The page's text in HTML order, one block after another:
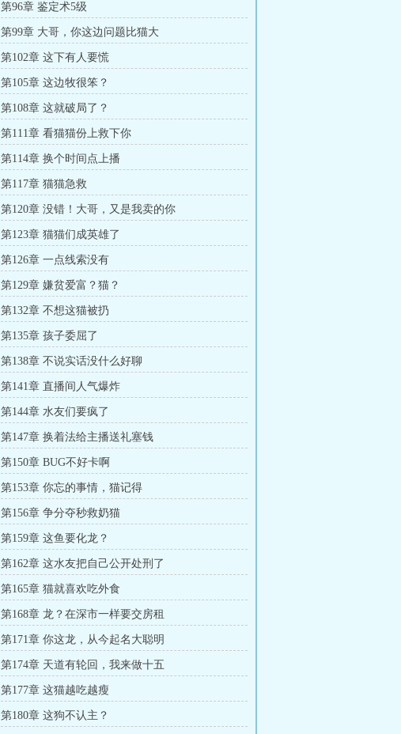
第96章 鉴定术5级
第99章 大哥，你这边问题比猫大
第102章 这下有人要慌
第105章 这边牧很笨？
第108章 这就破局了？
第111章 看猫猫份上救下你
第114章 换个时间点上播
第117章 猫猫急救
第120章 没错！大哥，又是我卖的你
第123章 猫猫们成英雄了
第126章 一点线索没有
第129章 嫌贫爱富？猫？
第132章 不想这猫被扔
第135章 孩子委屈了
第138章 不说实话没什么好聊
第141章 直播间人气爆炸
第144章 水友们要疯了
第147章 换着法给主播送礼塞钱
第150章 BUG不好卡啊
第153章 你忘的事情，猫记得
第156章 争分夺秒救奶猫
第159章 这鱼要化龙？
第162章 这水友把自己公开处刑了
第165章 猫就喜欢吃外食
第168章 龙？在深市一样要交房租
第171章 你这龙，从今起名大聪明
第174章 天道有轮回，我来做十五
第177章 这猫越吃越瘦
第180章 这狗不认主？